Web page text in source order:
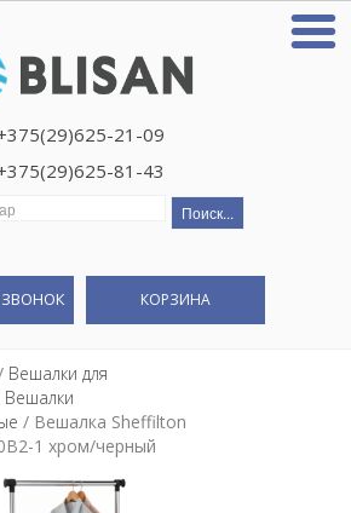
21-09
81-43
КОРЗИНА
Вешалки для
Вешалки
/ Вешалка Sheffilton
1 хром/черный